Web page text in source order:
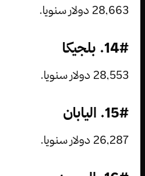
28,663 دولار سنويا.
14#. بلجيكا
28,553 دولار سنويا.
15#. اليابان
26,287 دولار سنويا.